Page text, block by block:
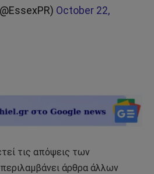
October 22,
τις απόψεις των
άρθρα άλλων